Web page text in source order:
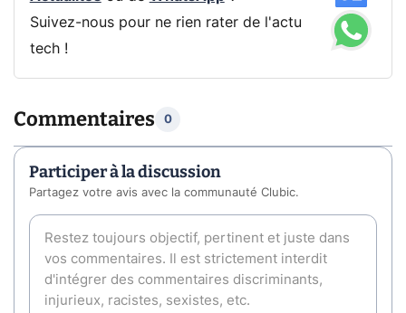
Suivez-nous pour ne rien rater de l'actu
tech !
Commentaires 0
Participer à la discussion
Partagez votre avis avec la communauté Clubic.